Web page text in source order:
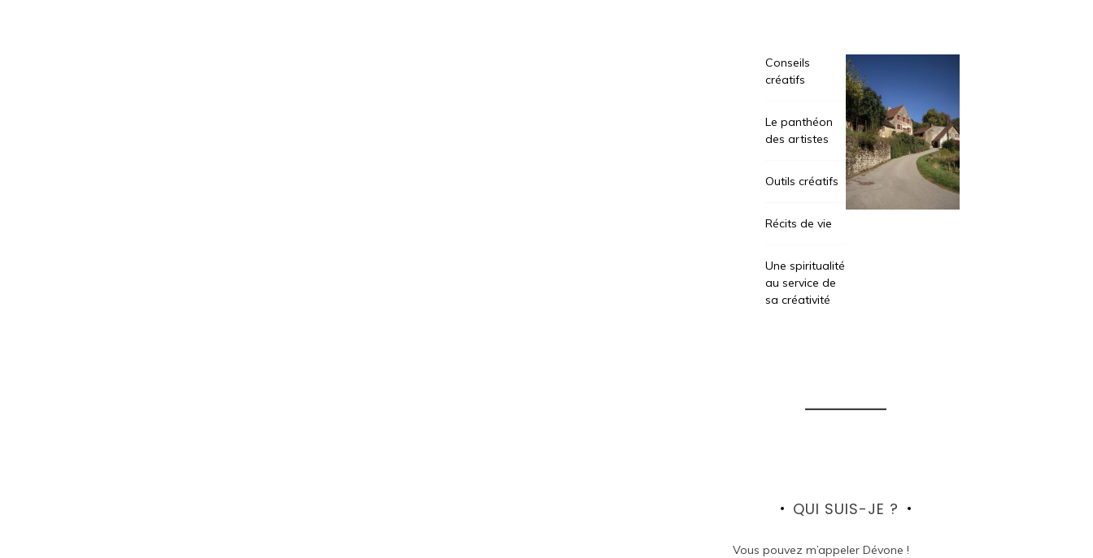
Conseils
créatifs
Le panthéon
des artistes
Outils créatifs
Récits de vie
Une spiritualité
au service de
sa créativité
QUI SUIS-JE ?
Vous pouvez m’appeler Dévone !